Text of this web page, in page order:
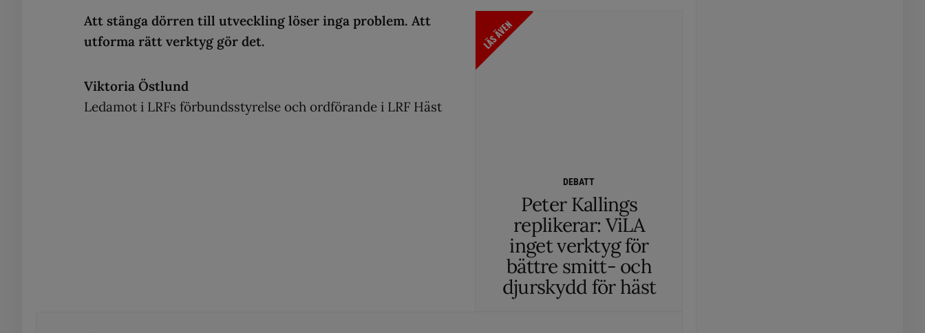
LÄS ÄVEN
DEBATT
Peter Kallings
replikerar: ViLA
inget verktyg för
bättre smitt- och
djurskydd för häst
Att stänga dörren till utveckling löser inga problem. Att
utforma rätt verktyg gör det.
Viktoria Östlund
Ledamot i LRFs förbundsstyrelse och ordförande i LRF Häst